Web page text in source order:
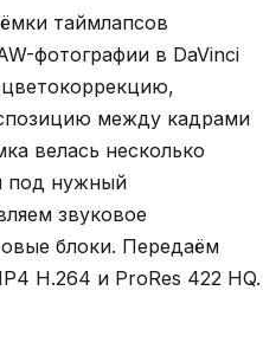
таймлапсов
фотографии в DaVinci
между кадрами
велась несколько
под нужный
звуковое
блоки. Передаём
H.264 и ProRes 422 HQ.